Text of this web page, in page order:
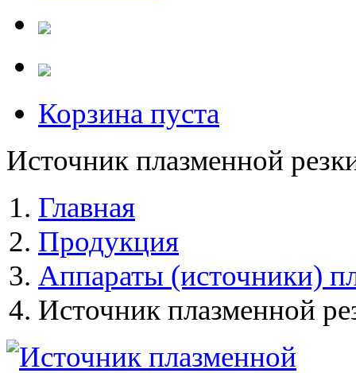
Корзина пуста
Источник плазменной
Главная
Продукция
Аппараты (источники)
Источник плазменной